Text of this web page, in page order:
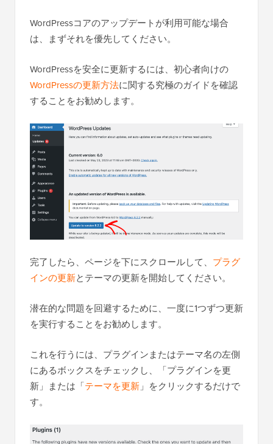
WordPressコアのアップデートが利用可能な場合
は、まずそれを優先してください。
WordPressを安全に更新するには、初心者向けの
WordPressの更新方法に関する究極のガイドを確認
することをお勧めします。
完了したら、ページを下にスクロールして、 プラグ
インの更新とテーマの更新を開始してください。
潜在的な問題を回避するために、一度に1つずつ更新
を実行することをお勧めします。
これを行うには、プラグインまたはテーマ名の左側
にあるボックスをチェックし、「プラグインを更
新」または「テーマを更新 」をクリックするだけで
す。